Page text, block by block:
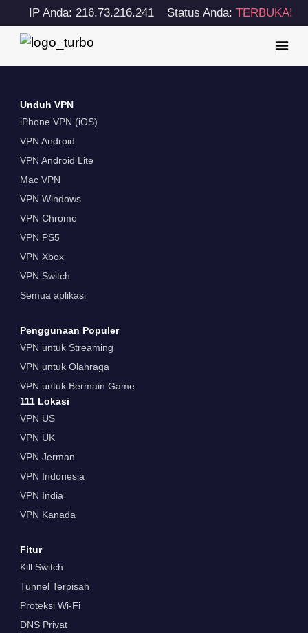
IP Anda: 216.73.216.241 Status Anda: TERBUKA!
Unduh VPN
iPhone VPN (iOS)
VPN Android
VPN Android Lite
Mac VPN
VPN Windows
VPN Chrome
VPN PS5
VPN Xbox
VPN Switch
Semua aplikasi
Penggunaan Populer
VPN untuk Streaming
VPN untuk Olahraga
VPN untuk Bermain Game
111 Lokasi
VPN US
VPN UK
VPN Jerman
VPN Indonesia
VPN India
VPN Kanada
Fitur
Kill Switch
Tunnel Terpisah
Proteksi Wi-Fi
DNS Privat